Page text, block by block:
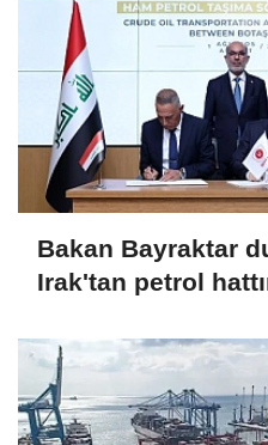
Bakan Bayraktar
Irak'tan petrol